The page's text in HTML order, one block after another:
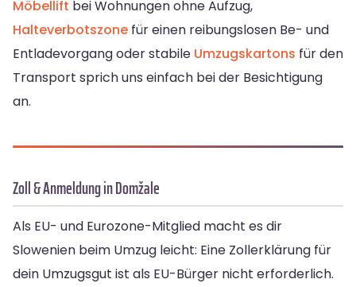
Möbellift bei Wohnungen ohne Aufzug,
Halteverbotszone für einen reibungslosen Be- und
Entladevorgang oder stabile Umzugskartons für den
Transport sprich uns einfach bei der Besichtigung
an.
Zoll & Anmeldung in Domžale
Als EU- und Eurozone-Mitglied macht es dir
Slowenien beim Umzug leicht: Eine Zollerklärung für
dein Umzugsgut ist als EU-Bürger nicht erforderlich.